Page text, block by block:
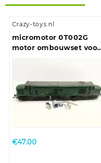
Crazy-toys.nl
micromotor 0T002G
motor ombouwset voor
€47.00